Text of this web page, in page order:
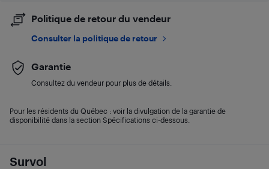
Survol
Politique de retour du vendeur
Consulter la politique de retour
Garantie
Consultez du vendeur pour plus de détails.
Pour les résidents du Québec : voir la divulgation de la garantie de
disponibilité dans la section Spécifications ci-dessous.